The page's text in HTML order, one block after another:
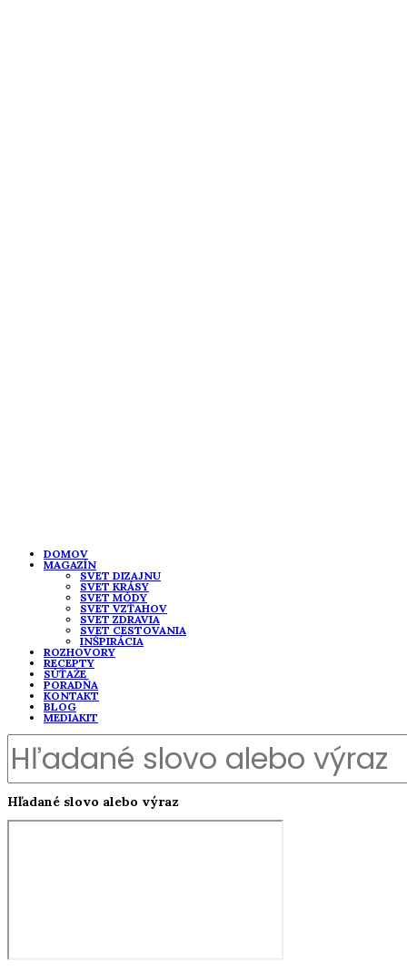
DOMOV
MAGAZÍN
SVET DIZAJNU
SVET KRÁSY
SVET MÓDY
SVET VZŤAHOV
SVET ZDRAVIA
SVET CESTOVANIA
INŠPIRÁCIA
ROZHOVORY
RECEPTY
SÚŤAŽE
PORADŇA
KONTAKT
BLOG
MEDIAKIT
Hľadané slovo alebo výraz